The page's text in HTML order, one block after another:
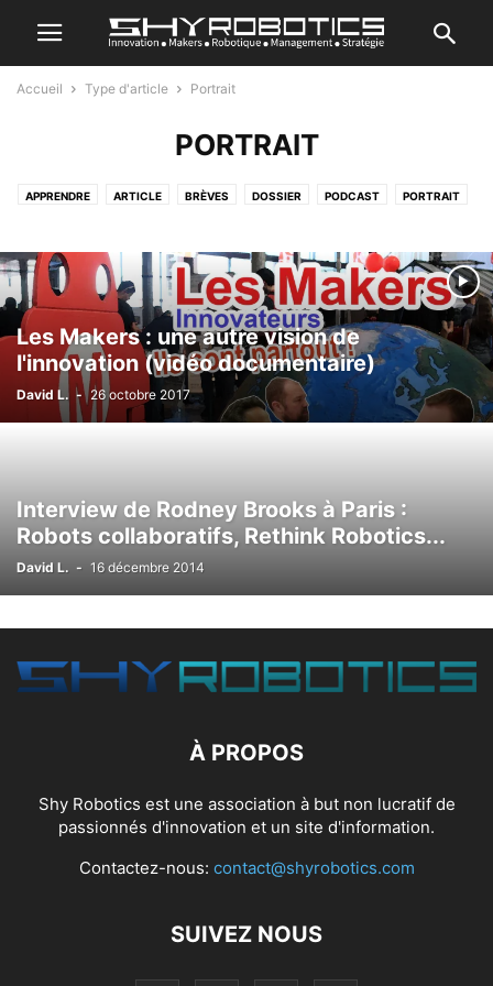
Accueil Type d'article Portrait
PORTRAIT
APPRENDRE ARTICLE BRÈVES DOSSIER PODCAST PORTRAIT
Les Makers : une autre vision de
l'innovation (vidéo documentaire)
David L. - 26 octobre 2017
Interview de Rodney Brooks à Paris :
Robots collaboratifs, Rethink Robotics...
David L. - 16 décembre 2014
À PROPOS
Shy Robotics est une association à but non lucratif de
passionnés d'innovation et un site d'information.
Contactez-nous: contact@shyrobotics.com
SUIVEZ NOUS